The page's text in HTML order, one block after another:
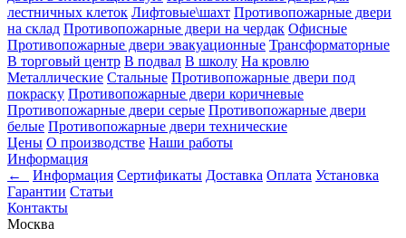
лестничных клеток Лифтовые\шахт Противопожарные двери
на склад Противопожарные двери на чердак Офисные
Противопожарные двери эвакуационные Трансформаторные
В торговый центр В подвал В школу На кровлю
Металлические Стальные Противопожарные двери под
покраску Противопожарные двери коричневые
Противопожарные двери серые Противопожарные двери
белые Противопожарные двери технические
Цены О производстве Наши работы
Информация
←
Информация Сертификаты Доставка Оплата Установка
Гарантии Статьи
Контакты
Москва